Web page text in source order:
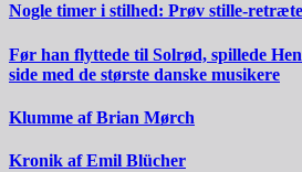
Nogle timer i stilhed: Prøv stille-
Før han flyttede til Solrød, spillede
side med de største danske musikere
Klumme af Brian Mørch
Kronik af Emil Blücher